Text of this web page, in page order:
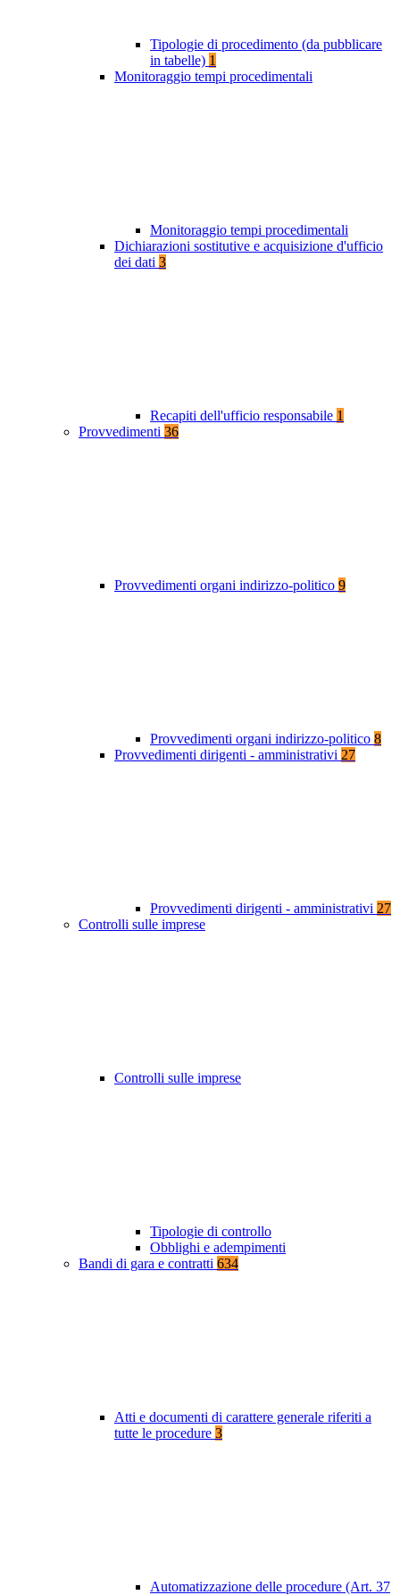
Tipologie di procedimento (da pubblicare
in tabelle) 1
Monitoraggio tempi procedimentali
Monitoraggio tempi procedimentali
Dichiarazioni sostitutive e acquisizione d'ufficio
dei dati 3
Recapiti dell'ufficio responsabile 1
Provvedimenti 36
Provvedimenti organi indirizzo-politico 9
Provvedimenti organi indirizzo-politico 8
Provvedimenti dirigenti - amministrativi 27
Provvedimenti dirigenti - amministrativi 27
Controlli sulle imprese
Controlli sulle imprese
Tipologie di controllo
Obblighi e adempimenti
Bandi di gara e contratti 634
Atti e documenti di carattere generale riferiti a
tutte le procedure 3
Automatizzazione delle procedure (Art. 37